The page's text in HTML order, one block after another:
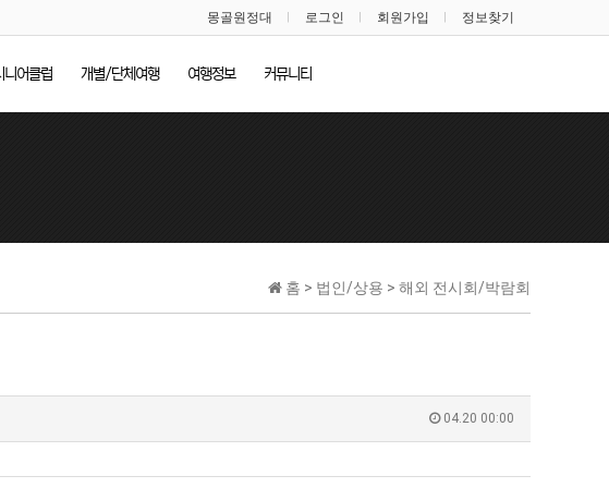
몽골원정대 로그인 회원가입 정보찾기
니어클럽 개별/단체여행 여행정보 커뮤니티
홈 > 법인/상용 > 해외 전시회/박람회
04.20 00:00